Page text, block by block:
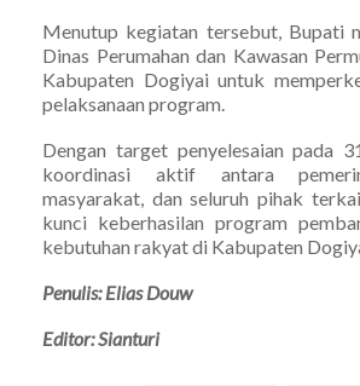
Menutup kegiatan tersebut, Bupati
Dinas Perumahan dan Kawasan
Kabupaten Dogiyai untuk
pelaksanaan program.
Dengan target penyelesaian pada
koordinasi aktif antara
masyarakat, dan seluruh pihak
kunci keberhasilan program
kebutuhan rakyat di Kabupaten
Penulis: Elias Douw
Editor: Sianturi